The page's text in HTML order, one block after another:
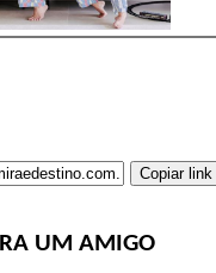
Copiar link
UM AMIGO